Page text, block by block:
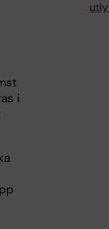
i